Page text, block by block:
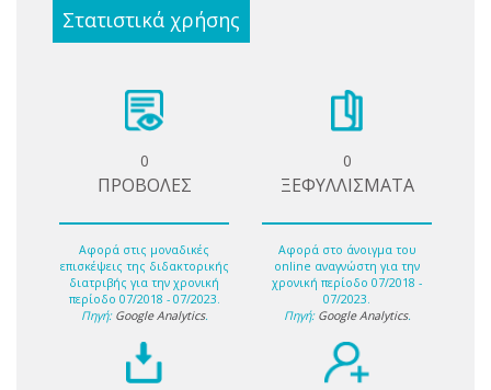
Στατιστικά χρήσης
0
ΠΡΟΒΟΛΕΣ
Αφορά στις μοναδικές
επισκέψεις της διδακτορικής
διατριβής για την χρονική
περίοδο 07/2018 - 07/2023.
Πηγή: Google Analytics.
0
ΞΕΦΥΛΛΙΣΜΑΤΑ
Αφορά στο άνοιγμα του
online αναγνώστη για την
χρονική περίοδο 07/2018 -
07/2023.
Πηγή: Google Analytics.